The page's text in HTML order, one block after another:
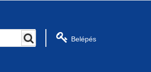
Belépés